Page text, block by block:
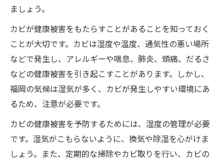
ましょう。
カビが健康被害をもたらすことがあることを知っておく
ことが大切です。カビは湿度や温度、通気性の悪い場所
などで発生し、アレルギーや喘息、肺炎、頭痛、だるさ
などの健康被害を引き起こすことがあります。しかし、
福岡の気候は湿気が多く、カビが発生しやすい環境にあ
るため、注意が必要です。
カビの健康被害を予防するためには、湿度の管理が必要
です。湿気がこもらないように、換気や除湿を心がけま
しょう。また、定期的な掃除やカビ取りを行い、カビの